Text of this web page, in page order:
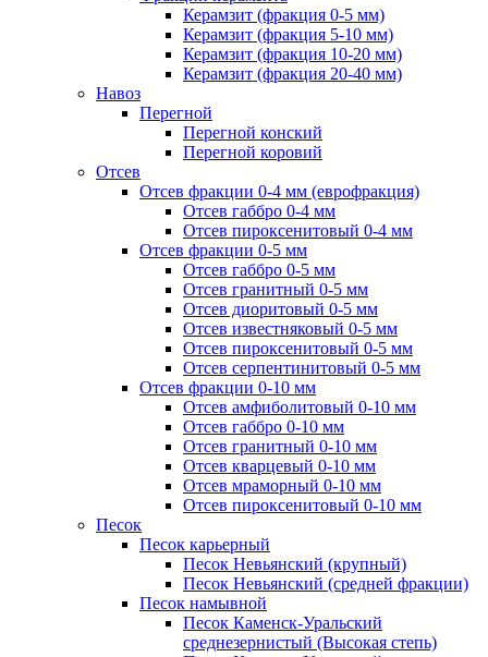
Керамзит (фракция 0-5 мм)
Керамзит (фракция 5-10 мм)
Керамзит (фракция 10-20 мм)
Керамзит (фракция 20-40 мм)
Навоз
Перегной
Перегной конский
Перегной коровий
Отсев
Отсев фракции 0-4 мм (еврофракция)
Отсев габбро 0-4 мм
Отсев пироксенитовый 0-4 мм
Отсев фракции 0-5 мм
Отсев габбро 0-5 мм
Отсев гранитный 0-5 мм
Отсев диоритовый 0-5 мм
Отсев известняковый 0-5 мм
Отсев пироксенитовый 0-5 мм
Отсев серпентинитовый 0-5 мм
Отсев фракции 0-10 мм
Отсев амфиболитовый 0-10 мм
Отсев габбро 0-10 мм
Отсев гранитный 0-10 мм
Отсев кварцевый 0-10 мм
Отсев мраморный 0-10 мм
Отсев пироксенитовый 0-10 мм
Песок
Песок карьерный
Песок Невьянский (крупный)
Песок Невьянский (средней фракции)
Песок намывной
Песок Каменск-Уральский
среднезернистый (Высокая степь)